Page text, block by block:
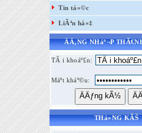
Tin tá»©c
LiÃªn há»‡
ÄÄ‚NG NHáº¬P
TÃ i khoáº£n:
Máº­t kháº©u:
THá»NG KÃŠ